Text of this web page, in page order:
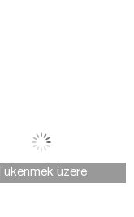
Tükenmek üzere